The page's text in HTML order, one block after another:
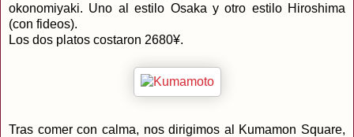
okonomiyaki. Uno al estilo Osaka y otro estilo Hiroshima
(con fideos).
Los dos platos costaron 2680¥.
Tras comer con calma, nos dirigimos al Kumamon Square,